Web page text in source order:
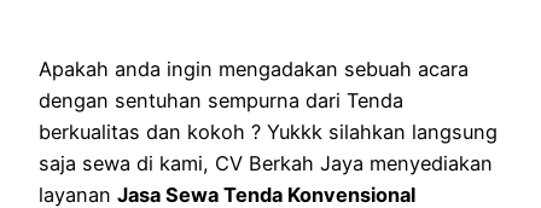
Apakah anda ingin mengadakan sebuah acara
dengan sentuhan sempurna dari Tenda
berkualitas dan kokoh ? Yukkk silahkan langsung
saja sewa di kami, CV Berkah Jaya menyediakan
layanan Jasa Sewa Tenda Konvensional